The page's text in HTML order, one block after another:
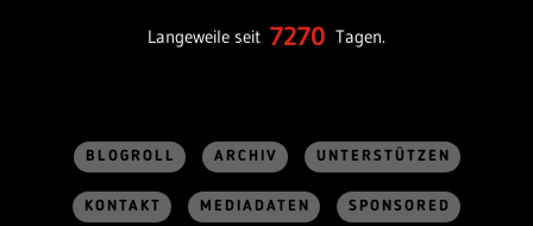
Langeweile seit 7270 Tagen.
BLOGROLL ARCHIV UNTERSTÜTZEN
KONTAKT MEDIADATEN SPONSORED